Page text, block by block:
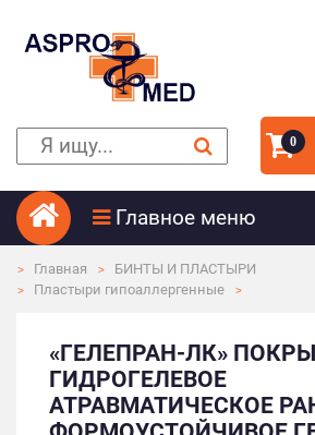
0
Главное меню
Главная
БИНТЫ И ПЛАСТЫРИ
Пластыри гипоаллергенные
«ГЕЛЕПРАН-ЛК»
ГИДРОГЕЛЕВОЕ
АТРАВМАТИЧЕСКОЕ